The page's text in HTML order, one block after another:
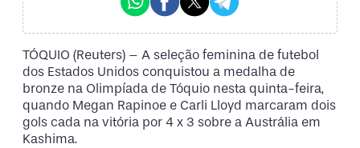
TÓQUIO (Reuters) – A seleção feminina de futebol
dos Estados Unidos conquistou a medalha de
bronze na Olimpíada de Tóquio nesta quinta-feira,
quando Megan Rapinoe e Carli Lloyd marcaram dois
gols cada na vitória por 4 x 3 sobre a Austrália em
Kashima.